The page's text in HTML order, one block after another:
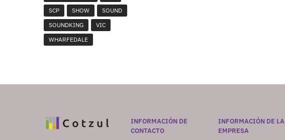
SCP
SHOW
SOUND
SOUNDKING
VIC
WHARFEDALE
INFORMACIÓN DE
CONTACTO
INFORMACIÓN DE LA
EMPRESA